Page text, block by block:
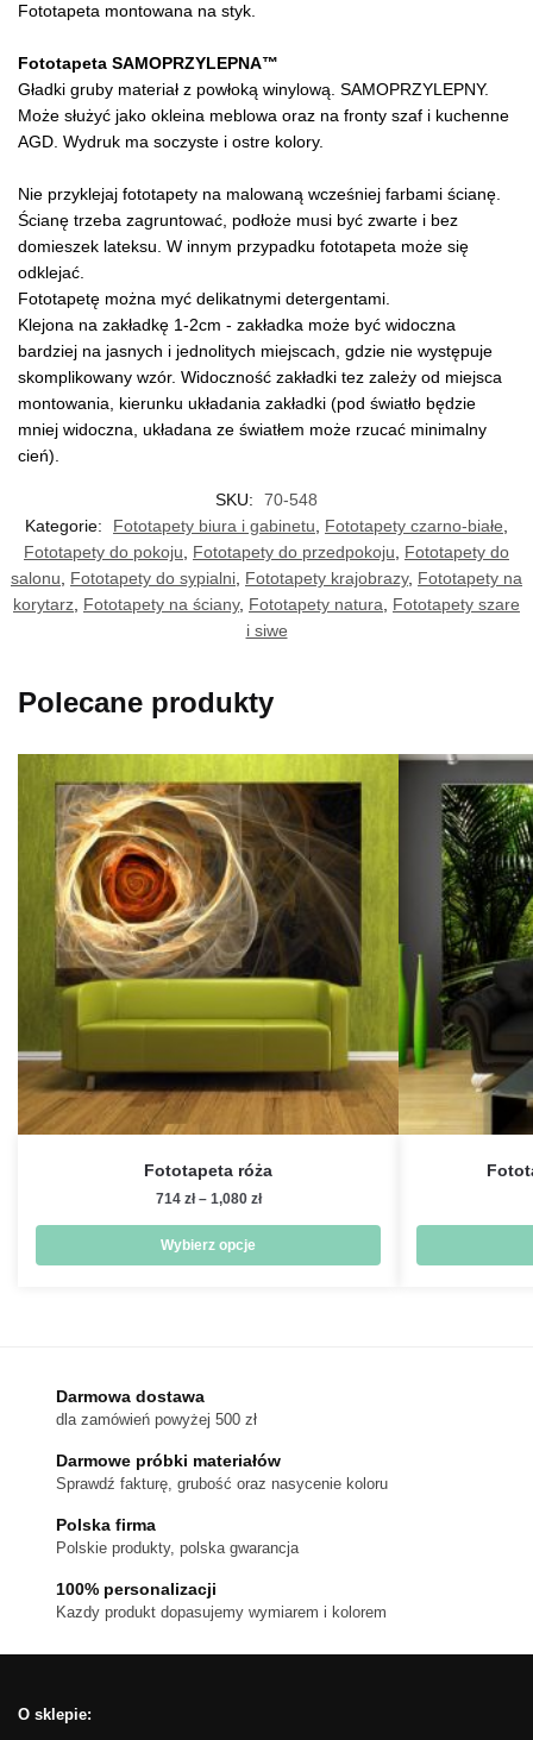
Fototapeta montowana na styk.
Fototapeta SAMOPRZYLEPNA™
Gładki gruby materiał z powłoką winylową. SAMOPRZYLEPNY.
Może służyć jako okleina meblowa oraz na fronty szaf i kuchenne
AGD. Wydruk ma soczyste i ostre kolory.
Nie przyklejaj fototapety na malowaną wcześniej farbami ścianę.
Ścianę trzeba zagruntować, podłoże musi być zwarte i bez
domieszek lateksu. W innym przypadku fototapeta może się
odklejać.
Fototapetę można myć delikatnymi detergentami.
Klejona na zakładkę 1-2cm - zakładka może być widoczna
bardziej na jasnych i jednolitych miejscach, gdzie nie występuje
skomplikowany wzór. Widoczność zakładki tez zależy od miejsca
montowania, kierunku układania zakładki (pod światło będzie
mniej widoczna, układana ze światłem może rzucać minimalny
cień).
SKU:
70-548
Kategorie:
Fototapety biura i gabinetu Fototapety czarno-białe
Fototapety do pokoju
Fototapety do przedpokoju
Fototapety do
salonu
Fototapety do sypialni Fototapety krajobrazy, Fototapety na
korytarz Fototapety na ściany, Fototapety natura
Fototapety szare
i siwe
Polecane produkty
Fototapeta róża
714 zł – 1,080 złZakres
714 zł
Wybierz opcje
Opcje
można
wybrać
stronie
Darmowa dostawa
dla zamówień powyżej 500 zł
Darmowe próbki materiałów
Sprawdź fakturę, grubość oraz nasycenie koloru
Polska firma
Polskie produkty, polska gwarancja
100% personalizacji
Kazdy produkt dopasujemy wymiarem i kolorem
O sklepie: